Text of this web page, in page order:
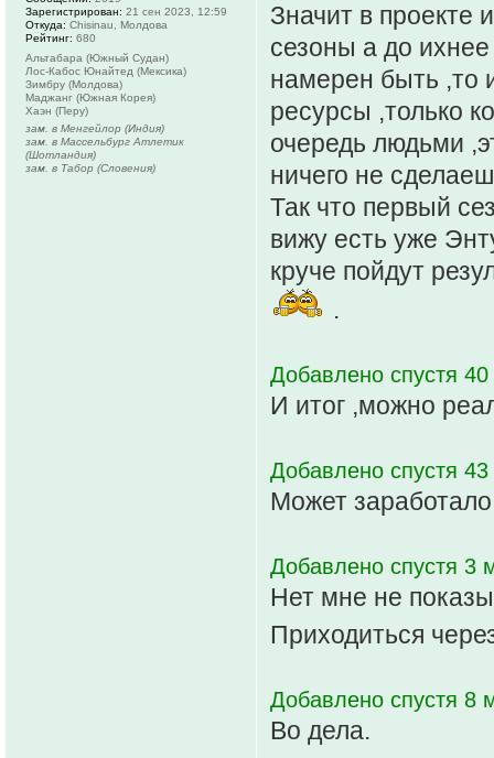
Значит в проекте
сезоны а до
намерен быть ,то
ресурсы ,только
очередь людьми
ничего не
Так что первый
вижу есть уже
круче пойдут
.
Добавлено спустя
И итог ,можно
Добавлено спустя
Может
Добавлено спустя 3
Нет мне не
Приходиться
Добавлено спустя 8
Во дела.
Зарегистрирован: 21 сен 2023, 12:59
Откуда: Chisinau, Молдова
Рейтинг: 680
Альтабара (Южный Судан)
Лос-Кабос Юнайтед (Мексика)
Зимбру (Молдова)
Маджанг (Южная Корея)
Хаэн (Перу)
зам. в Менгейлор (Индия)
зам. в Массельбург Атлетик
(Шотландия)
зам. в Табор (Словения)